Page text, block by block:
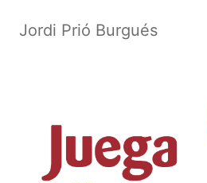
Jordi Prió Burgués